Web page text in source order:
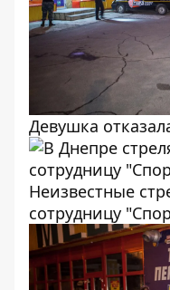
Девушка
Неизвестные
сотрудницу